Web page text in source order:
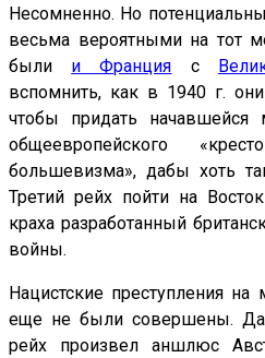
Несомненно. Но
весьма вероятными на тот
были и Франция с
вспомнить, как в 1940 г.
чтобы придать начавшейся
общеевропейского
большевизма», дабы хоть
Третий рейх пойти на
краха разработанный
войны.
Нацистские преступления
еще не были совершены.
рейх произвел аншлюс